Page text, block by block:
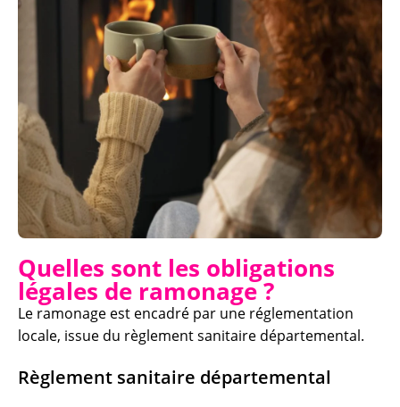
Quelles sont les obligations
légales de ramonage ?
Le ramonage est encadré par une réglementation
locale, issue du règlement sanitaire départemental.
Règlement sanitaire départemental